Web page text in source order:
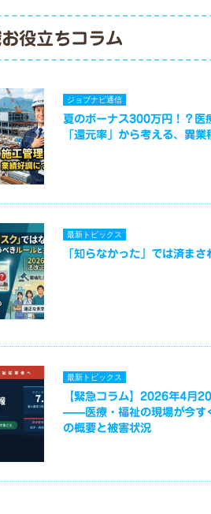
役立ちコラム
ジョブナビ通信
夏のボーナス300万円！？医
「還元率」から考える、異
最新トピックス
「知らなかった」では済ま
最新トピックス
【緊急コラム】2026年4月
——医療・福祉の現場が今す
の概要と被害状況